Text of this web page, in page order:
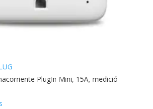
PlugIn Mini, 15A, medició